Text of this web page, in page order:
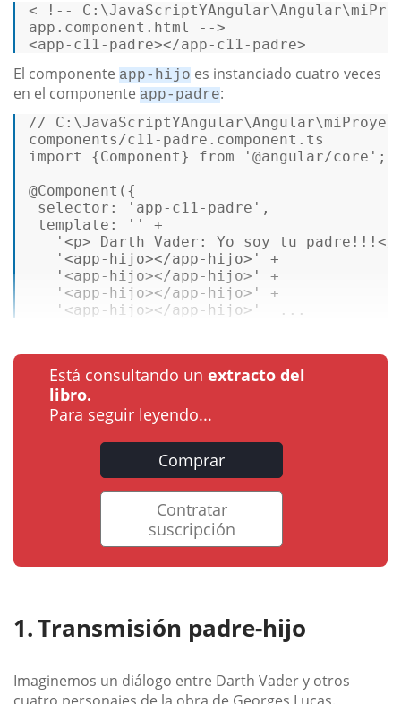
< !-- C :\JavaScriptYAngular\Angular
app. component . html
<app-c11-padre></app-c11-padre>
El componente app-hijo es instanciado cuatro veces
en el componente app-padre:
//
components/c11-padre.component.ts
import {Component} from '@angular/core'
@Component
selector : 'app-c11-padre'
template : ''
+
'<p> Darth Vader: Yo soy tu padre!!!</
'<app-hijo></app-hijo>'
+
'<app-hijo></app-hijo>'
+
'<app-hijo></app-hijo>'
+
'<app-hijo></app-hijo>'
...
Está consultando un extracto del
libro.
Para seguir leyendo...
Comprar
Contratar
suscripción
Transmisión padre-hijo
Imaginemos un diálogo entre Darth Vader y otros